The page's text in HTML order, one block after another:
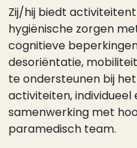
Zij/hij biedt
hygiënische zorgen
cognitieve
desoriëntatie,
te ondersteunen bij
activiteiten, individueel
samenwerking met
paramedisch team.